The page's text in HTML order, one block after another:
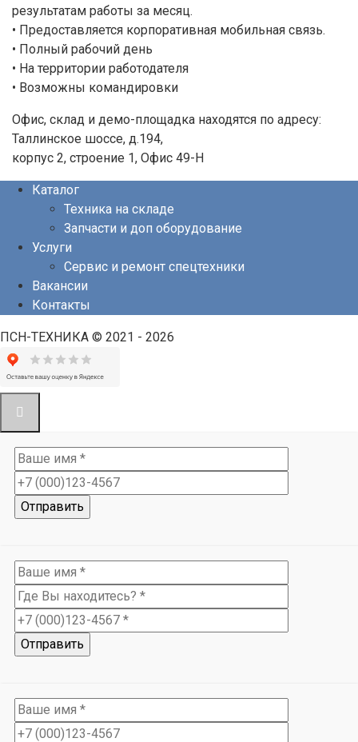
результатам работы за месяц.
• Предоставляется корпоративная мобильная связь.
• Полный рабочий день
• На территории работодателя
• Возможны командировки
Офис, склад и демо-площадка находятся по адресу:
Таллинское шоссе, д.194,
корпус 2, строение 1, Офис 49-Н
Каталог
Техника на складе
Запчасти и доп оборудование
Услуги
Сервис и ремонт спецтехники
Вакансии
Контакты
ПСН-ТЕХНИКА © 2021 - 2026